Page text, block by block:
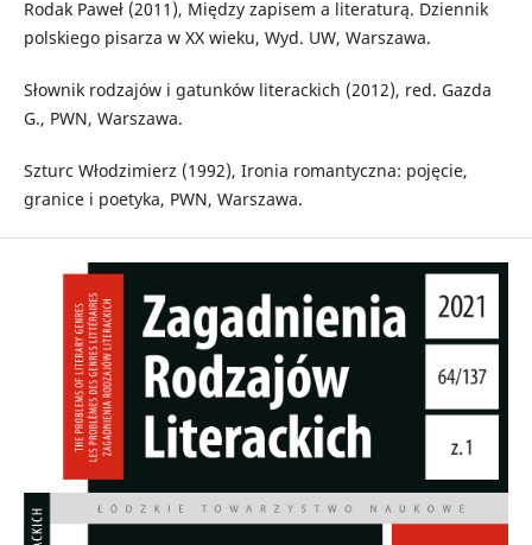
Rodak Paweł (2011), Między zapisem a literaturą. Dziennik
polskiego pisarza w XX wieku, Wyd. UW, Warszawa.
Słownik rodzajów i gatunków literackich (2012), red. Gazda
G., PWN, Warszawa.
Szturc Włodzimierz (1992), Ironia romantyczna: pojęcie,
granice i poetyka, PWN, Warszawa.